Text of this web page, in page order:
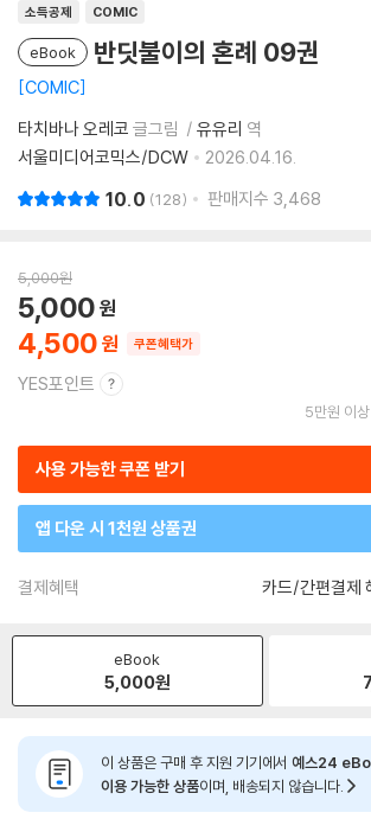
소득공제 COMIC
eBook 반딧불이의 혼례 09권
COMIC
타치바나 오레코 글그림 유유리 역
서울미디어코믹스/DCW
2026.04.16.
10.0 128 판매지수 3,468
5,000원
4,500
5,000
쿠폰혜택가
YES포인트
5만원 이
사용 가능한 쿠폰 받기
앱 다운 시 1천원 상품권
결제혜택 카드/간편결제
eBook
5,000원
이 상품은 구매 후 지원 기기에서 예스24
이용 가능한 상품이며, 배송되지 않습니다.